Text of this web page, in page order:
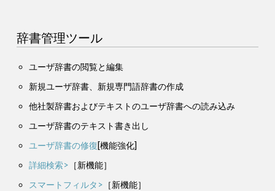
辞書管理ツール
ユーザ辞書の閲覧と編集
新規ユーザ辞書、新規専門語辞書の作成
他社製辞書およびテキストのユーザ辞書への読み込み
ユーザ辞書のテキスト書き出し
ユーザ辞書の修復[機能強化]
詳細検索> ［新機能］
スマートフィルタ> ［新機能］